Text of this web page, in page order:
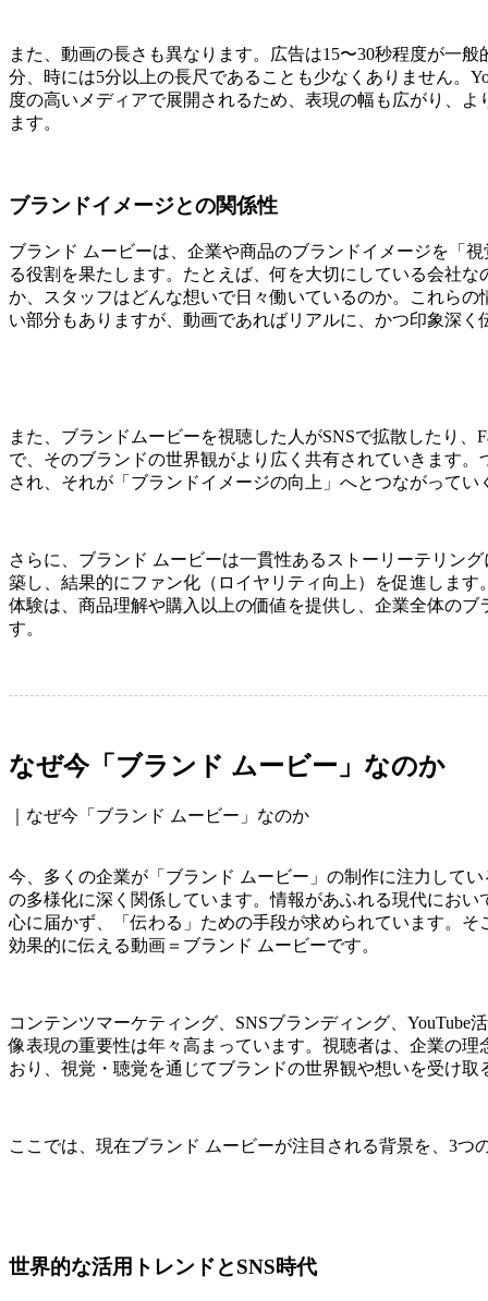
また、動画の長さも異なります。広告は15〜30秒程度が一
分、時には5分以上の長尺であることも少なくありません。
度の高いメディアで展開されるため、表現の幅も広がり、
ます。
ブランドイメージとの関係性
ブランド ムービーは、企業や商品のブランドイメージを「
る役割を果たします。たとえば、何を大切にしている会社
か、スタッフはどんな想いで日々働いているのか。これら
い部分もありますが、動画であればリアルに、かつ印象深く
また、ブランドムービーを視聴した人がSNSで拡散したり、
で、そのブランドの世界観がより広く共有されていきます。
され、それが「ブランドイメージの向上」へとつながってい
さらに、ブランド ムービーは一貫性あるストーリーテリン
築し、結果的にファン化（ロイヤリティ向上）を促進します
体験は、商品理解や購入以上の価値を提供し、企業全体の
す。
なぜ今「ブランド ムービー」なのか
｜なぜ今「ブランド ムービー」なのか
今、多くの企業が「ブランド ムービー」の制作に注力して
の多様化に深く関係しています。情報があふれる現代にお
心に届かず、「伝わる」ための手段が求められています。
効果的に伝える動画＝ブランド ムービーです。
コンテンツマーケティング、SNSブランディング、YouTube
像表現の重要性は年々高まっています。視聴者は、企業の
おり、視覚・聴覚を通じてブランドの世界観や想いを受け取
ここでは、現在ブランド ムービーが注目される背景を、3つ
世界的な活用トレンドとSNS時代